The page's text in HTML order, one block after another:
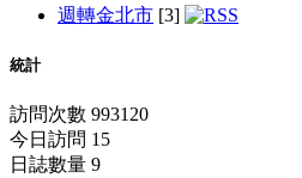
週轉金北市 [3]
統計
訪問次數 993120
今日訪問 15
日誌數量 9